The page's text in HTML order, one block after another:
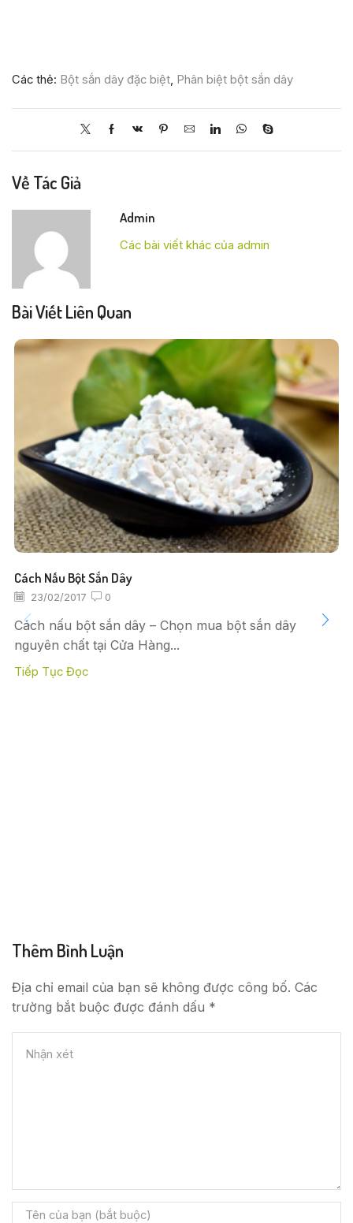
Các thẻ: Bột sắn dây đặc biệt Phân biệt bột sắn dây
Về Tác Giả
Admin
Các bài viết khác của admin
Bài Viết Liên Quan
Cách Nấu Bột Sắn Dây
23/02/2017 0
Cách nấu bột sắn dây – Chọn mua bột sắn dây
nguyên chất tại Cửa Hàng...
Tiếp Tục Đọc
Thêm Bình Luận
Địa chỉ email của bạn sẽ không được công bố. Các
trường bắt buộc được đánh dấu *